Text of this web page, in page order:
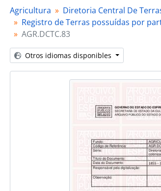
[Dossiê] BR ESAPEES
[Dossiê] BR ESAPEES
[Dossiê] BR ESAPEES AGR.DCTC.87
[Dossiê] BR ESAPEES
[Dossiê] BR ESAPEES
[Dossiê] BR ESAPEES
[Dossiê] BR ESAPEES
[Dossiê] BR ESAPEES
[Dossiê] BR ESAPEES
[Dossiê] BR ESAPEES
[Dossiê] BR ESAPEES
[Dossiê] BR ESAPEES
[Dossiê] BR ESAPEES
[Dossiê] BR ESAPEES
[Dossiê] BR ESAPEES
Agricultura
Diretoria Central De
Registro de Terras possuídas por
AGR.DCTC.83
Otros idiomas disponibles